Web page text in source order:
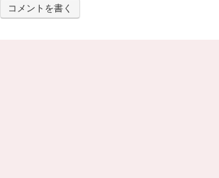
コメントを書く